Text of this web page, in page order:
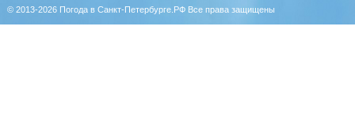
© 2013-2026 Погода в Санкт-Петербурге.РФ Все права защищены